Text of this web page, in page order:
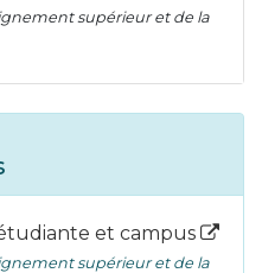
supérieur et de la
et campus
supérieur et de la